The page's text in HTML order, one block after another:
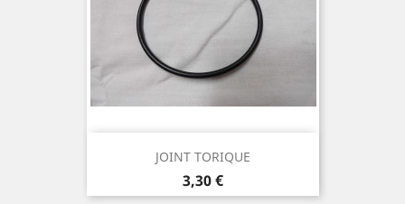
JOINT TORIQUE
Prix
3,30 €